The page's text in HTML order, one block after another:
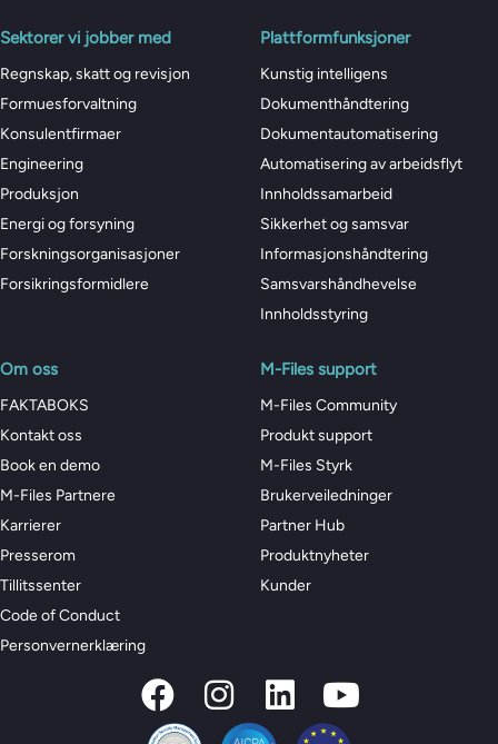
Sektorer vi jobber med
Regnskap, skatt og revisjon
Formuesforvaltning
Konsulentfirmaer
Engineering
Produksjon
Energi og forsyning
Forskningsorganisasjoner
Forsikringsformidlere
Plattformfunksjoner
Kunstig intelligens
Dokumenthåndtering
Dokumentautomatisering
Automatisering av arbeidsflyt
Innholdssamarbeid
Sikkerhet og samsvar
Informasjonshåndtering
Samsvarshåndhevelse
Innholdsstyring
Om oss
FAKTABOKS
Kontakt oss
Book en demo
M-Files Partnere
Karrierer
Presserom
Tillitssenter
Code of Conduct
Personvernerklæring
M-Files support
M-Files Community
Produkt support
M-Files Styrk
Brukerveiledninger
Partner Hub
Produktnyheter
Kunder